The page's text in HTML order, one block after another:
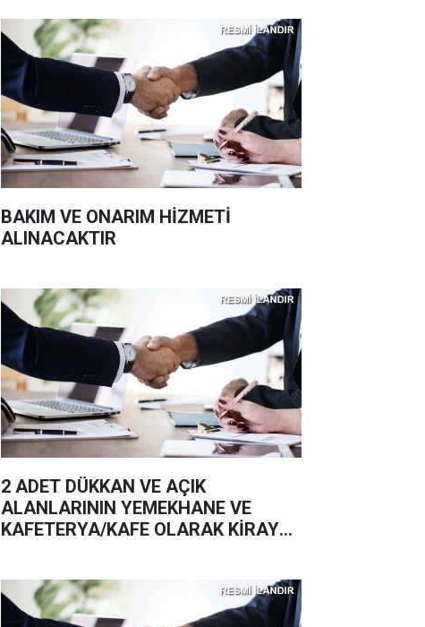
BAKIM VE ONARIM HİZMETİ
ALINACAKTIR
2 ADET DÜKKAN VE AÇIK
ALANLARININ YEMEKHANE VE
KAFETERYA/KAFE OLARAK KİRAYA